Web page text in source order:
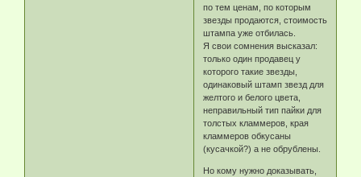
по тем ценам, по которым
звезды продаются, стоимость
штампа уже отбилась.
Я свои сомнения высказал:
только один продавец у
которого такие звезды,
одинаковый штамп звезд для
желтого и белого цвета,
неправильный тип пайки для
толстых кламмеров, края
кламмеров обкусаны
(кусачкой?) а не обрублены.
Но кому нужно доказывать,